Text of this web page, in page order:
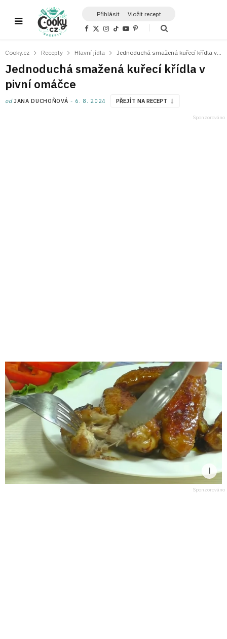
Přihlásit Vložit recept
F
b
o
k
X
i
t
e
I
a
r
a
T
o
Y
u
e
P
e
e
s
Cooky.cz Recepty Hlavní jídla
Jednoduchá smažená kuřecí křídla v
pivní omáčce
odJANA DUCHOŇOVÁ 6. 8. 2024 PŘEJÍT NA RECEPT